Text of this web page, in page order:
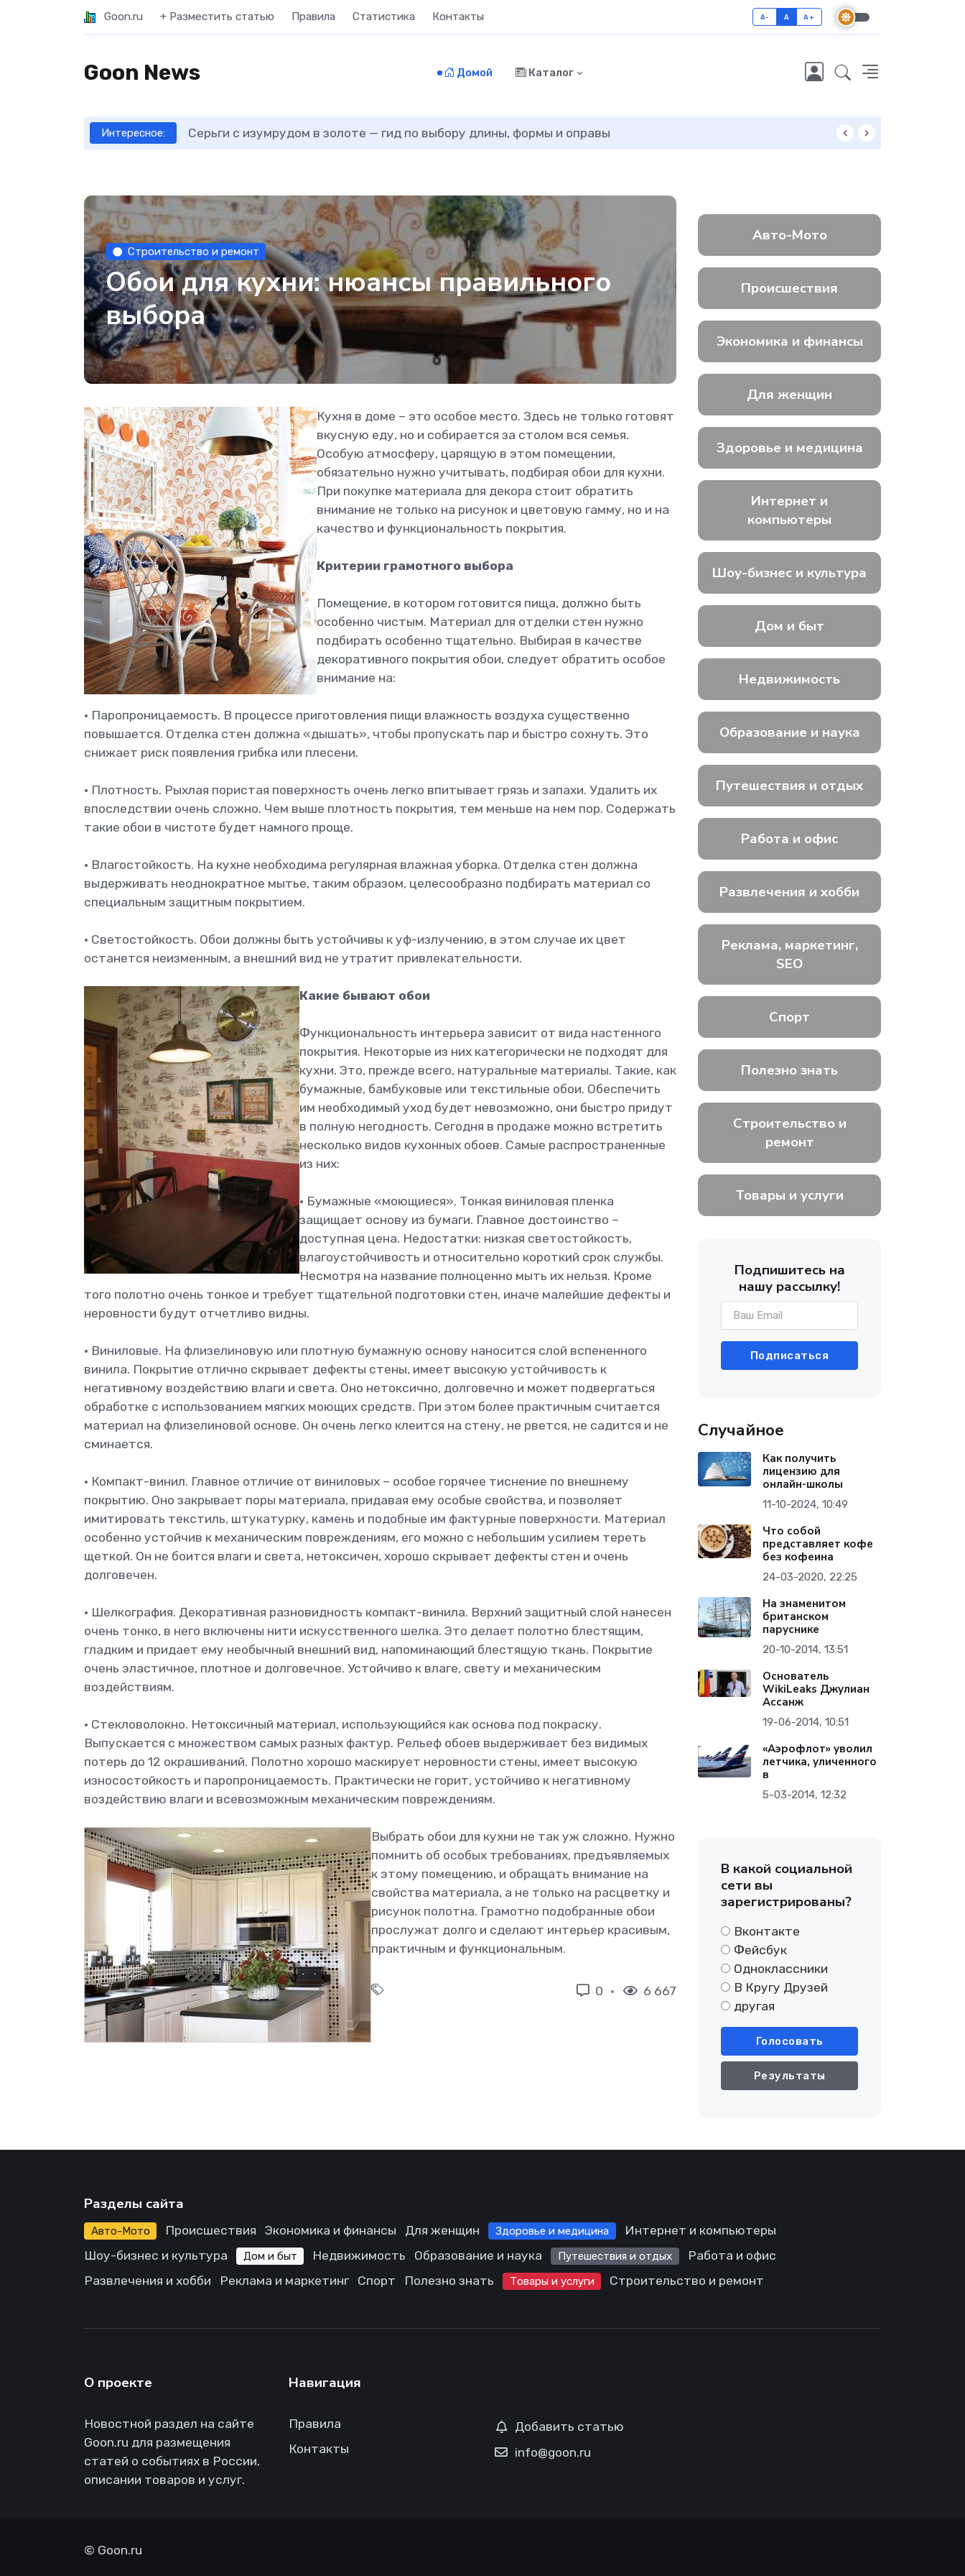
Goon.ru + Разместить статью Правила Статистика Контакты A- A A+
Goon News Домой Каталог
Интересное: Серьги с изумрудом в золоте — гид по выбору длины, формы и оправы
Строительство и ремонт
Обои для кухни: нюансы правильного
выбора
Кухня в доме – это особое место. Здесь не только готовят
вкусную еду, но и собирается за столом вся семья.
Особую атмосферу, царящую в этом помещении,
обязательно нужно учитывать, подбирая обои для кухни.
При покупке материала для декора стоит обратить
внимание не только на рисунок и цветовую гамму, но и на
качество и функциональность покрытия.
Критерии грамотного выбора
Помещение, в котором готовится пища, должно быть
особенно чистым. Материал для отделки стен нужно
подбирать особенно тщательно. Выбирая в качестве
декоративного покрытия обои, следует обратить особое
внимание на:
• Паропроницаемость. В процессе приготовления пищи влажность воздуха существенно
повышается. Отделка стен должна «дышать», чтобы пропускать пар и быстро сохнуть. Это
снижает риск появления грибка или плесени.
• Плотность. Рыхлая пористая поверхность очень легко впитывает грязь и запахи. Удалить их
впоследствии очень сложно. Чем выше плотность покрытия, тем меньше на нем пор. Содержать
такие обои в чистоте будет намного проще.
• Влагостойкость. На кухне необходима регулярная влажная уборка. Отделка стен должна
выдерживать неоднократное мытье, таким образом, целесообразно подбирать материал со
специальным защитным покрытием.
• Светостойкость. Обои должны быть устойчивы к уф-излучению, в этом случае их цвет
останется неизменным, а внешний вид не утратит привлекательности.
Какие бывают обои
Функциональность интерьера зависит от вида настенного
покрытия. Некоторые из них категорически не подходят для
кухни. Это, прежде всего, натуральные материалы. Такие, как
бумажные, бамбуковые или текстильные обои. Обеспечить
им необходимый уход будет невозможно, они быстро придут
в полную негодность. Сегодня в продаже можно встретить
несколько видов кухонных обоев. Самые распространенные
из них:
• Бумажные «моющиеся». Тонкая виниловая пленка
защищает основу из бумаги. Главное достоинство –
доступная цена. Недостатки: низкая светостойкость,
влагоустойчивость и относительно короткий срок службы.
Несмотря на название полноценно мыть их нельзя. Кроме
того полотно очень тонкое и требует тщательной подготовки стен, иначе малейшие дефекты и
неровности будут отчетливо видны.
• Виниловые. На флизелиновую или плотную бумажную основу наносится слой вспененного
винила. Покрытие отлично скрывает дефекты стены, имеет высокую устойчивость к
негативному воздействию влаги и света. Оно нетоксично, долговечно и может подвергаться
обработке с использованием мягких моющих средств. При этом более практичным считается
материал на флизелиновой основе. Он очень легко клеится на стену, не рвется, не садится и не
сминается.
• Компакт-винил. Главное отличие от виниловых – особое горячее тиснение по внешнему
покрытию. Оно закрывает поры материала, придавая ему особые свойства, и позволяет
имитировать текстиль, штукатурку, камень и подобные им фактурные поверхности. Материал
особенно устойчив к механическим повреждениям, его можно с небольшим усилием тереть
щеткой. Он не боится влаги и света, нетоксичен, хорошо скрывает дефекты стен и очень
долговечен.
• Шелкография. Декоративная разновидность компакт-винила. Верхний защитный слой нанесен
очень тонко, в него включены нити искусственного шелка. Это делает полотно блестящим,
гладким и придает ему необычный внешний вид, напоминающий блестящую ткань. Покрытие
очень эластичное, плотное и долговечное. Устойчиво к влаге, свету и механическим
воздействиям.
• Стекловолокно. Нетоксичный материал, использующийся как основа под покраску.
Выпускается с множеством самых разных фактур. Рельеф обоев выдерживает без видимых
потерь до 12 окрашиваний. Полотно хорошо маскирует неровности стены, имеет высокую
износостойкость и паропроницаемость. Практически не горит, устойчиво к негативному
воздействию влаги и всевозможным механическим повреждениям.
Выбрать обои для кухни не так уж сложно. Нужно
помнить об особых требованиях, предъявляемых
к этому помещению, и обращать внимание на
свойства материала, а не только на расцветку и
рисунок полотна. Грамотно подобранные обои
прослужат долго и сделают интерьер красивым,
практичным и функциональным.
0 6 667
Авто-Мото
Происшествия
Экономика и финансы
Для женщин
Здоровье и медицина
Интернет и
компьютеры
Шоу-бизнес и культура
Дом и быт
Недвижимость
Образование и наука
Путешествия и отдых
Работа и офис
Развлечения и хобби
Реклама, маркетинг,
SEO
Спорт
Полезно знать
Строительство и
ремонт
Товары и услуги
Подпишитесь на
нашу рассылку!
Подписаться
Случайное
Как получить
лицензию для
онлайн-школы
11-10-2024, 10:49
Что собой
представляет кофе
без кофеина
24-03-2020, 22:25
На знаменитом
британском
паруснике
20-10-2014, 13:51
Основатель
WikiLeaks Джулиан
Ассанж
19-06-2014, 10:51
«Аэрофлот» уволил
летчика, уличенного
в
5-03-2014, 12:32
В какой социальной
сети вы
зарегистрированы?
Вконтакте
Фейсбук
Одноклассники
В Кругу Друзей
другая
Голосовать
Результаты
Разделы сайта
Авто-Мото Происшествия Экономика и финансы Для женщин Здоровье и медицина
Интернет и компьютеры
Шоу-бизнес и культура
Дом и быт Недвижимость Образование и наука Путешествия и отдых
Работа и офис
Развлечения и хобби
Реклама и маркетинг Спорт Полезно знать Товары и услуги Строительство и ремонт
О проекте
Новостной раздел на сайте
Goon.ru для размещения
статей о событиях в России,
описании товаров и услуг.
Навигация
Правила
Контакты
Добавить статью
info@goon.ru
© Goon.ru